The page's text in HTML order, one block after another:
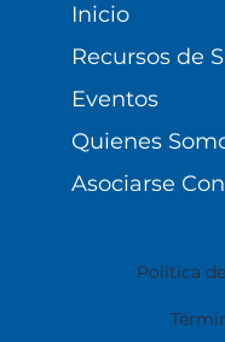
Política
Inicio
Recursos de
Eventos
Quienes
Asociarse